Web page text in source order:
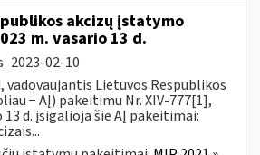
akcizų įstatymo
m. vasario 13 d.
2023-02-10
Lietuvos Respublikos
− AĮ) pakeitimu Nr. XIV-777[1],
13 d. įsigalioja šie AĮ pakeitimai: